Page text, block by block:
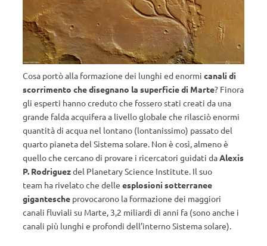
Cosa portò alla formazione dei lunghi ed enormi canali di
scorrimento che disegnano la superficie di Marte? Finora
gli esperti hanno creduto che fossero stati creati da una
grande falda acquifera a livello globale che rilasciò enormi
quantità di acqua nel lontano (lontanissimo) passato del
quarto pianeta del Sistema solare. Non è così, almeno è
quello che cercano di provare i ricercatori guidati daAlexis
P. Rodriguezdel Planetary Science Institute. Il suo
team ha rivelato che delle esplosioni sotterranee
gigantesche provocarono la formazione dei maggiori
canali fluviali su Marte, 3,2 miliardi di anni fa (sono anche i
canali più lunghi e profondi dell’interno Sistema solare).